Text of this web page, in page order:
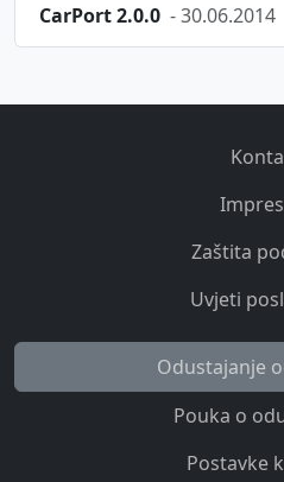
CarPort 2.0.0 - 30.06.2014
Zaštita
Uvjeti
Odustajanje
Pouka o
Postavke